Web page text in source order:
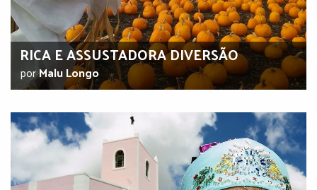
RICA E ASSUSTADORA DIVERSÃO
porMalu Longo